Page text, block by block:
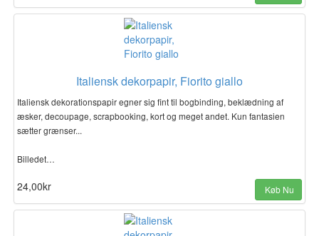
Italiensk dekorpapir, Fiorito giallo
Italiensk dekorationspapir egner sig fint til bogbinding, beklædning af
æsker, decoupage, scrapbooking, kort og meget andet. Kun fantasien
sætter grænser...
Billedet…
24,00kr Køb Nu